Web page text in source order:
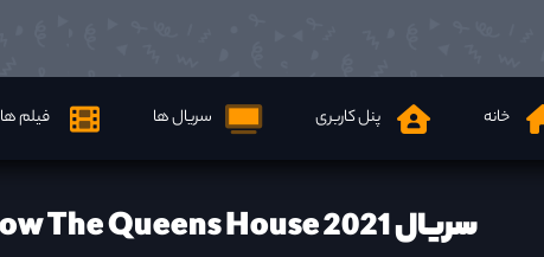
خانه پنل کاربری سریال ها فیلم ها
سریال Show Window The Queens House 2021 ها